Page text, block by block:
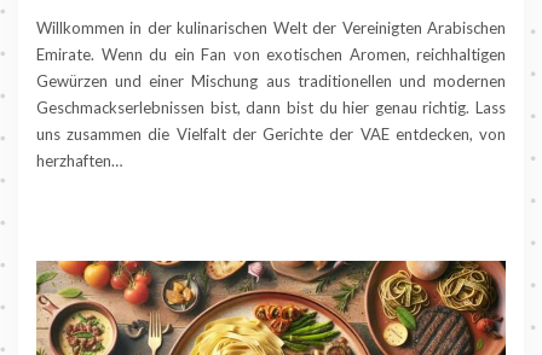
Willkommen in der kulinarischen Welt der Vereinigten Arabischen
Emirate. Wenn du ein Fan von exotischen Aromen, reichhaltigen
Gewürzen und einer Mischung aus traditionellen und modernen
Geschmackserlebnissen bist, dann bist du hier genau richtig. Lass
uns zusammen die Vielfalt der Gerichte der VAE entdecken, von
herzhaften…